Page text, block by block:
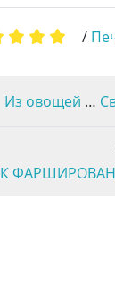
/
Из овощей …